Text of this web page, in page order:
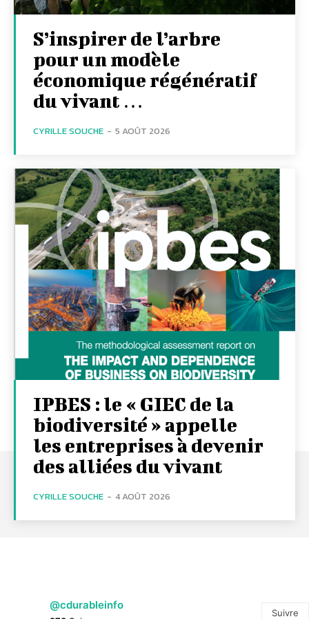
S’inspirer de l’arbre
pour un modèle
économique régénératif
du vivant …
CYRILLE SOUCHE - 5 AOÛT 2026
IPBES : le « GIEC de la
biodiversité » appelle
les entreprises à devenir
des alliées du vivant
CYRILLE SOUCHE - 4 AOÛT 2026
@cdurableinfo
Suivre